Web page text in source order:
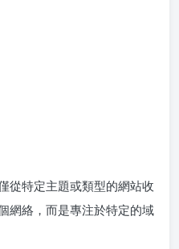
從特定主題或類型的網站收
網絡，而是專注於特定的域